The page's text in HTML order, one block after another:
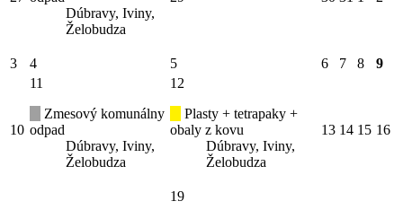
Dúbravy, Iviny,
Želobudza
3 4 5 6 7 8 9
10
11
Zmesový komunálny
odpad
Dúbravy, Iviny,
Želobudza
12
Plasty + tetrapaky +
obaly z kovu
Dúbravy, Iviny,
Želobudza
13 14 15 16
19